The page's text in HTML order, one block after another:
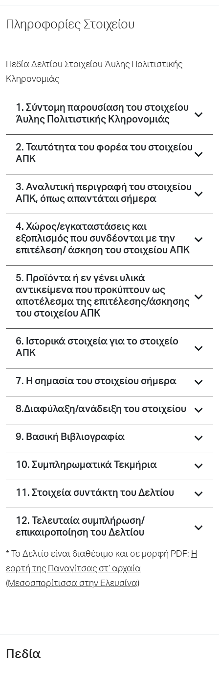
Πληροφορίες Στοιχείου
Πεδία Δελτίου Στοιχείου Άυλης Πολιτιστικής
Κληρονομιάς
1. Σύντομη παρουσίαση του στοιχείου
Άυλης Πολιτιστικής Κληρονομιάς
2. Ταυτότητα του φορέα του στοιχείου
ΑΠΚ
3. Αναλυτική περιγραφή του στοιχείου
ΑΠΚ, όπως απαντάται σήμερα
4. Χώρος/εγκαταστάσεις και
εξοπλισμός που συνδέονται με την
επιτέλεση/ άσκηση του στοιχείου ΑΠΚ
5. Προϊόντα ή εν γένει υλικά
αντικείμενα που προκύπτουν ως
αποτέλεσμα της επιτέλεσης/άσκησης
του στοιχείου ΑΠΚ
6. Ιστορικά στοιχεία για το στοιχείο
ΑΠΚ
7. Η σημασία του στοιχείου σήμερα
8.Διαφύλαξη/ανάδειξη του στοιχείου
9. Βασική Βιβλιογραφία
10. Συμπληρωματικά Τεκμήρια
11. Στοιχεία συντάκτη του Δελτίου
12. Τελευταία συμπλήρωση/
επικαιροποίηση του Δελτίου
* To Δελτίο είναι διαθέσιμο και σε μορφή PDF: Η
εορτή της Παναγίτσας στ’ αρχαία
(Μεσοσπορίτισσα στην Ελευσίνα)
Πεδία